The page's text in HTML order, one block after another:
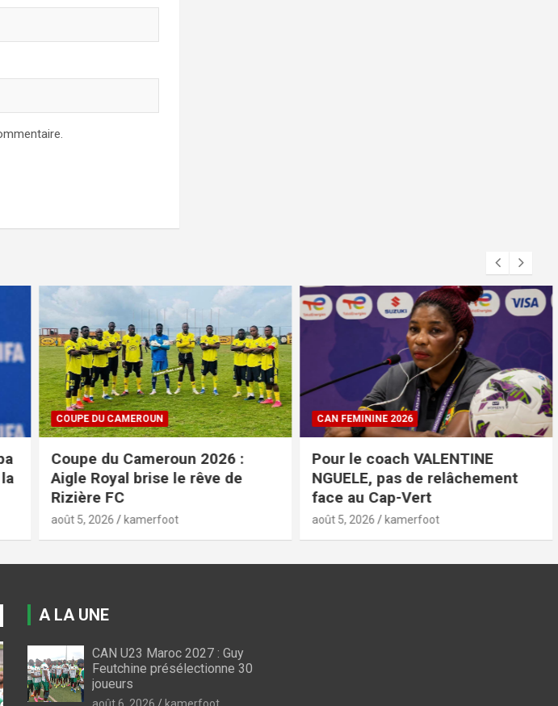
COUPE DU CAMEROUN
Coupe du Cameroun 2026 :
Aigle Royal brise le rêve de
Rizière FC
août 5, 2026 kamerfoot
CAN FEMININE 2026
Pour le coach VALENTINE
NGUELE, pas de relâchement
face au Cap-Vert
août 5, 2026 kamerfoot
FIFA / CAF
A LA UNE
CAN U23 Maroc 2027 : Guy
Feutchine présélectionne 30
joueurs
août 6, 2026 kamerfoot